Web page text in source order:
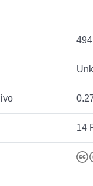
494
14